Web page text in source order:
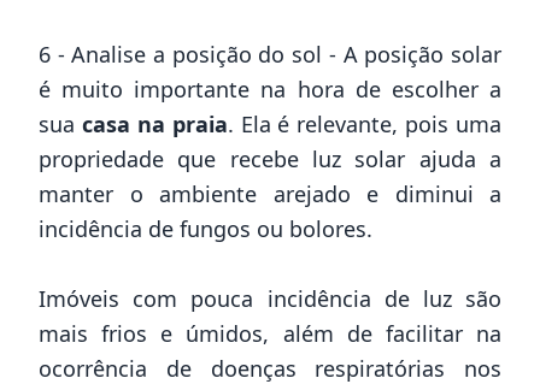
6 - Analise a posição do sol - A posição solar
é muito importante na hora de escolher a
sua casa na praia. Ela é relevante, pois uma
propriedade que recebe luz solar ajuda a
manter o ambiente arejado e diminui a
incidência de fungos ou bolores.
Imóveis com pouca incidência de luzsão
mais frios e úmidos, além de facilitar na
ocorrência de doenças respiratórias nos